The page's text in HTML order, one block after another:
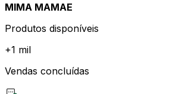
MIMA MAMAE
Produtos disponíveis
+1 mil
Vendas concluídas